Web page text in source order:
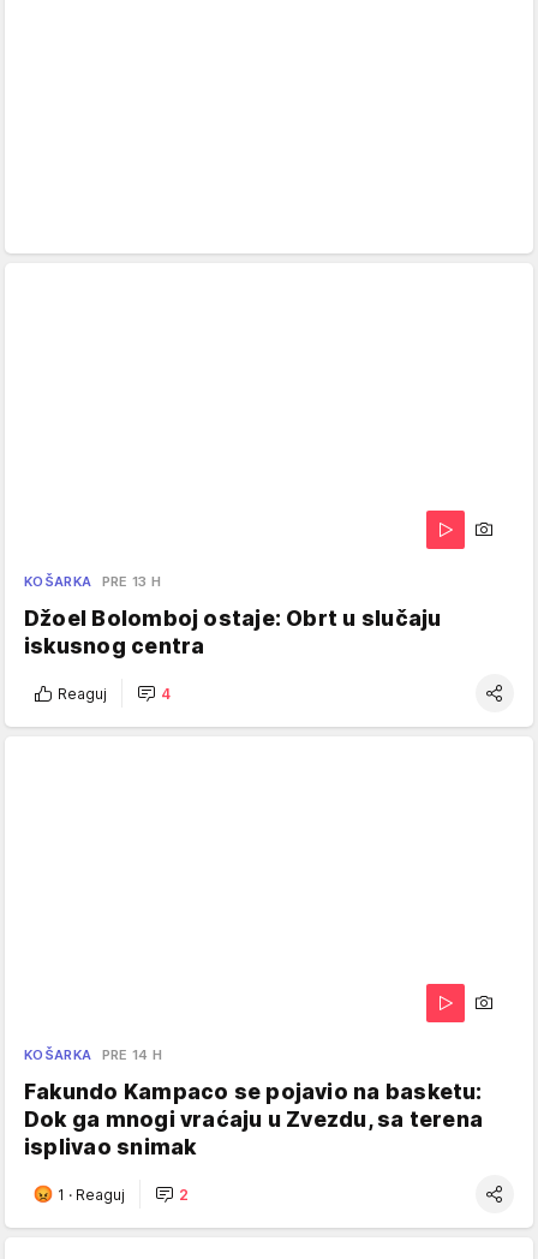
KOŠARKA PRE 13 H
Džoel Bolomboj ostaje: Obrt u slučaju
iskusnog centra
Reaguj 4
KOŠARKA PRE 14 H
Fakundo Kampaco se pojavio na basketu:
Dok ga mnogi vraćaju u Zvezdu, sa terena
isplivao snimak
1 · Reaguj 2